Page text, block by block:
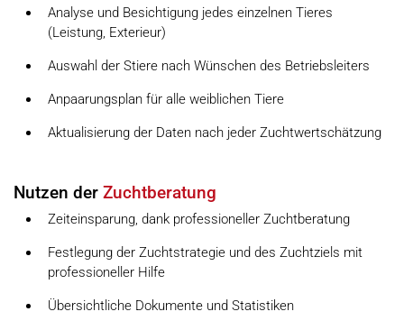
Analyse und Besichtigung jedes einzelnen Tieres
(Leistung, Exterieur)
Auswahl der Stiere nach Wünschen des Betriebsleiters
Anpaarungsplan für alle weiblichen Tiere
Aktualisierung der Daten nach jeder Zuchtwertschätzung
Nutzen der Zuchtberatung
Zeiteinsparung, dank professioneller Zuchtberatung
Festlegung der Zuchtstrategie und des Zuchtziels mit
professioneller Hilfe
Übersichtliche Dokumente und Statistiken